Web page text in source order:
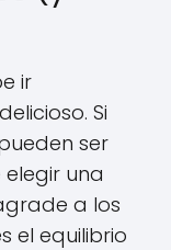
ir
delicioso. Si
ser
una
a los
el equilibrio